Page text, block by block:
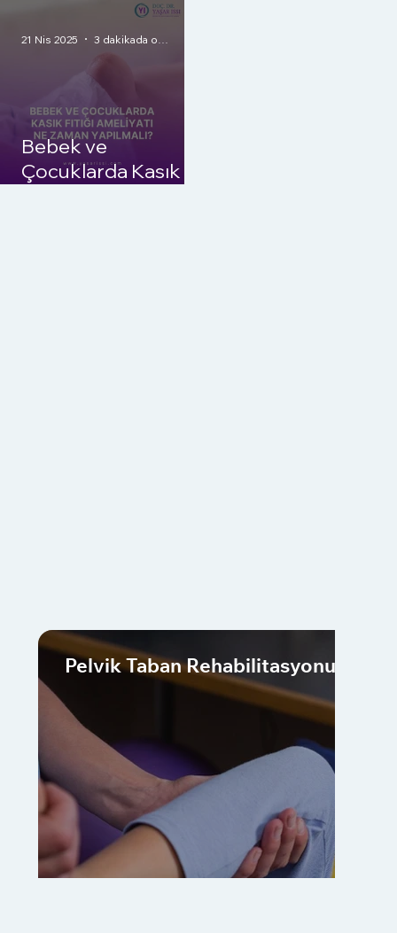
Bebek ve
Çocuklarda Kasık
21 Nis 2025
Pelvik Taban Rehabilitasyonu